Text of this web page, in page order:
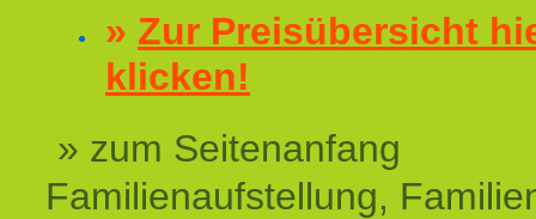
» Zur Preisübersicht
klicken!
» zum Seitenanfang
Familienaufstellung,